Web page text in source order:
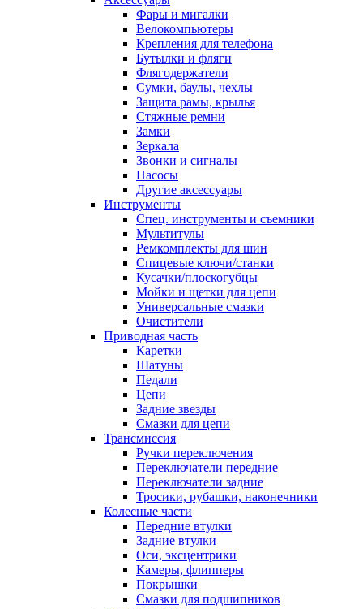
Фары и мигалки
Велокомпьютеры
Крепления для телефона
Бутылки и фляги
Флягодержатели
Сумки, баулы, чехлы
Защита рамы, крылья
Стяжные ремни
Замки
Зеркала
Звонки и сигналы
Насосы
Другие аксессуары
Инструменты
Спец. инструменты и съемники
Мультитулы
Ремкомплекты для шин
Спицевые ключи/станки
Кусачки/плоскогубцы
Мойки и щетки для цепи
Универсальные смазки
Очистители
Приводная часть
Каретки
Шатуны
Педали
Цепи
Задние звезды
Смазки для цепи
Трансмиссия
Ручки переключения
Переключатели передние
Переключатели задние
Тросики, рубашки, наконечники
Колесные части
Передние втулки
Задние втулки
Оси, эксцентрики
Камеры, флипперы
Покрышки
Смазки для подшипников